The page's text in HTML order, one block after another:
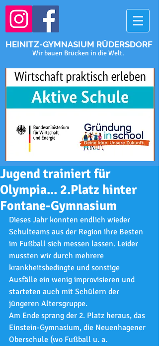
HEINITZ-GYMNASIUM RÜDERSDORF
Wir bauen Brücken in die Welt.
Jugend trainiert für
Olympia... 2.Platz hinter
Fontane-Gymnasium
Dieses Jahr konnten endlich wieder
Schulteams aus der Region ihre Besten
im Fußball sich messen lassen. Leider
mussten wir durch mehrere
krankheitsbedingte und sonstige
Ausfälle ein wenig improvisieren und
starteten auch mit Schülern der
jüngeren Altersgruppe.
Am Ende sprang der 2. Platz heraus, das
Einstein-Gymnasium, die Neuenhagener
Oberschule (wo Fußball u. a.